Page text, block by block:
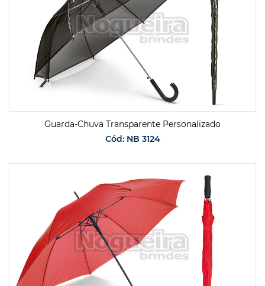
Guarda-Chuva Transparente Personalizado
Cód: NB 3124